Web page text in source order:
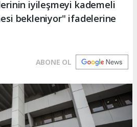
iyileşmeyi kademeli
bekleniyor" ifadelerine
ABONE OL